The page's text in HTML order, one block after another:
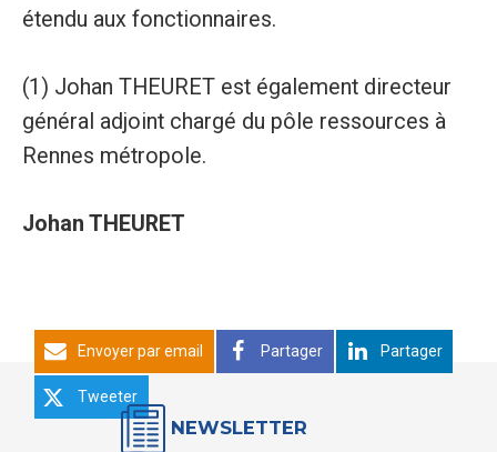
étendu aux fonctionnaires.
(1) Johan THEURET est également directeur
général adjoint chargé du pôle ressources à
Rennes métropole.
Johan THEURET
Envoyer par email Partager Partager
Tweeter
NEWSLETTER